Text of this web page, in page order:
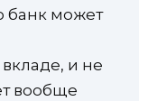
банк может
и не
вообще